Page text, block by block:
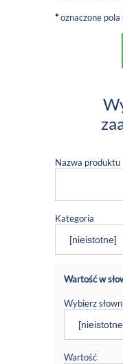
*oznaczone
Nazwa produktu
Kategoria
Wartość w
Wybierz
Wartość